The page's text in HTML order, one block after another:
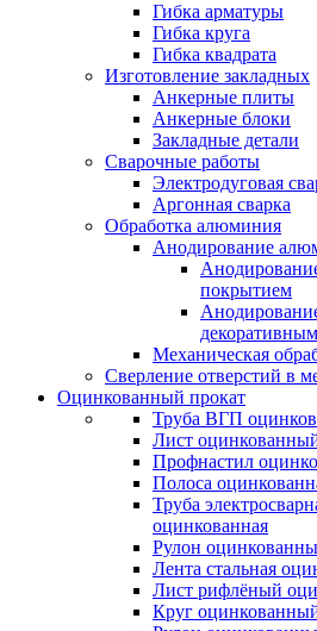
Гибка арматуры
Гибка круга
Гибка квадрата
Изготовление закладных
Анкерные плиты
Анкерные блоки
Закладные детали
Сварочные работы
Электродуговая
Аргонная сварка
Обработка алюминия
Анодирование
покрытием
Механическая
Сверление отверстий в
Оцинкованный прокат
Труба ВГП
Лист
Профнастил
Полоса
Труба
оцинкованная
Рулон
Лента стальная
Лист рифлёный
Круг